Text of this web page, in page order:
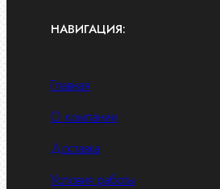
НАВИГАЦИЯ:
Главная
О компании
Доставка
Условия работы